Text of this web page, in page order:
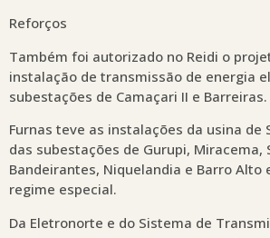
Reforços
Também foi autorizado no Reidi o
instalação de transmissão de energia
subestações de Camaçari II e Barreiras.
Furnas teve as instalações da usina de
das subestações de Gurupi, Miracema,
Bandeirantes, Niquelandia e Barro Alto
regime especial.
Da Eletronorte e do Sistema de